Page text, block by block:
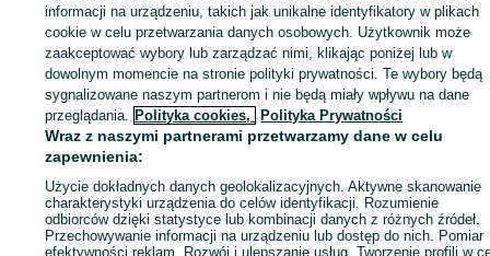
Dostawcze i Ciężarowe - Opolskie
Dostawcze i Ciężarowe - Opole
KATEGORIA
ID:479652770 Wyświetlenia:
Zadzwoń / SMS Wyślij wiadomość
informacji na urządzeniu, takich jak unikalne identyfikatory w plikach
cookie w celu przetwarzania danych osobowych. Użytkownik może
zaakceptować wybory lub zarządzać nimi, klikając poniżej lub w
dowolnym momencie na stronie polityki prywatności. Te wybory będą
sygnalizowane naszym partnerom i nie będą miały wpływu na dane
przeglądania. Polityka cookies, Polityka Prywatności
Wraz z naszymi partnerami przetwarzamy dane w celu
zapewnienia:
Użycie dokładnych danych geolokalizacyjnych. Aktywne skanowanie
charakterystyki urządzenia do celów identyfikacji. Rozumienie
odbiorców dzięki statystyce lub kombinacji danych z różnych źródeł.
Przechowywanie informacji na urządzeniu lub dostęp do nich. Pomiar
efektywności reklam. Rozwój i ulepszanie usług. Tworzenie profili w